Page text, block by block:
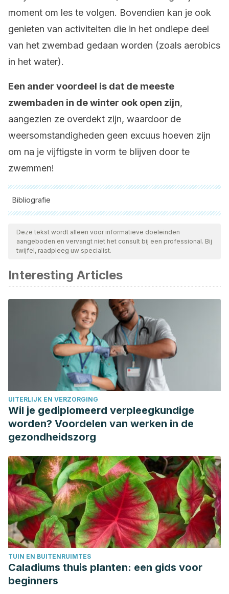
moment om les te volgen. Bovendien kan je ook
genieten van activiteiten die in het ondiepe deel
van het zwembad gedaan worden (zoals aerobics
in het water).
Een ander voordeel is dat de meeste
zwembaden in de winter ook open zijn,
aangezien ze overdekt zijn, waardoor de
weersomstandigheden geen excuus hoeven zijn
om na je vijftigste in vorm te blijven door te
zwemmen!
Bibliografie
Alle aangehaalde bronnen zijn grondig gecontroleerd door
ons team om hun kwaliteit, betrouwbaarheid, actualiteit en
geldigheid te waarborgen. De bibliografie van dit artikel werd
Bourdieu, P. (2002). La “juventud” no es más que una
palabra· ~. In Sociología y cultura.
Caracuel, J. C., & Arbinaga, F. (2010). Repercusión del
ejercicio físico sobre la salud. Apuntes de Psicología.
Taguenca, J. A. (2009). El Concepto de Juventud. Revista
Mexicana de Sociología.https://doi.org/10.2307/3538491
Deze tekst wordt alleen voor informatieve doeleinden
aangeboden en vervangt niet het consult bij een professional. Bij
twijfel, raadpleeg uw specialist.
Interesting Articles
UITERLIJK EN VERZORGING
Wil je gediplomeerd verpleegkundige
worden? Voordelen van werken in de
gezondheidszorg
TUIN EN BUITENRUIMTES
Caladiums thuis planten: een gids voor
beginners